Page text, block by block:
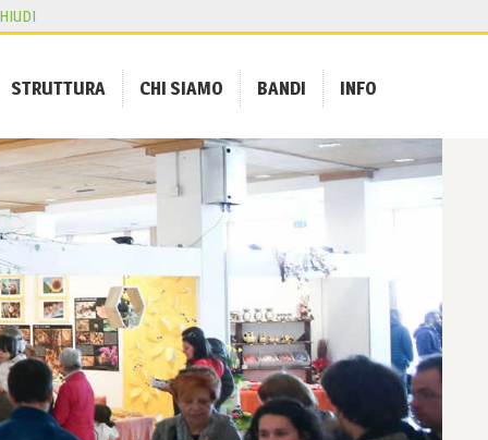
STRUTTURA CHI SIAMO BANDI INFO